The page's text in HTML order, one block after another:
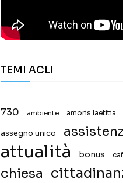
TEMI ACLI
730 ambiente amoris laetitia
assegno unico
attualità bonus caf
chiesa